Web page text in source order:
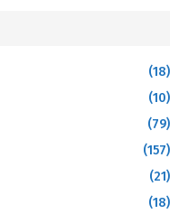
(18)
(10)
(79)
(157)
(21)
(18)